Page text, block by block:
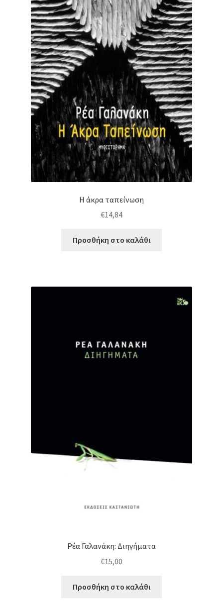
Η άκρα ταπείνωση
€14,84
Προσθήκη στο καλάθι
Ρέα Γαλανάκη: Διηγήματα
€15,00
Προσθήκη στο καλάθι